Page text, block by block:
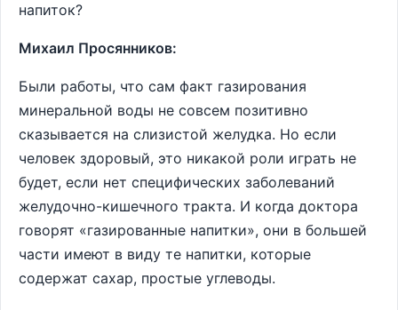
напиток?
Михаил Просянников:
Были работы, что сам факт газирования
минеральной воды не совсем позитивно
сказывается на слизистой желудка. Но если
человек здоровый, это никакой роли играть не
будет, если нет специфических заболеваний
желудочно-кишечного тракта. И когда доктора
говорят «газированные напитки», они в большей
части имеют в виду те напитки, которые
содержат сахар, простые углеводы.